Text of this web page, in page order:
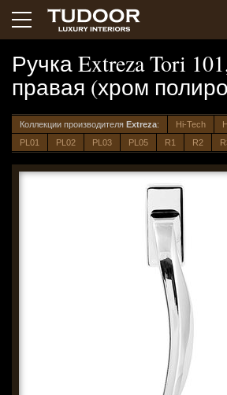
Ручка Extreza Tori
правая (хром
Коллекции производителя Extreza: Hi-Tech
PL01
PL02 PL03 PL05 R1 R2